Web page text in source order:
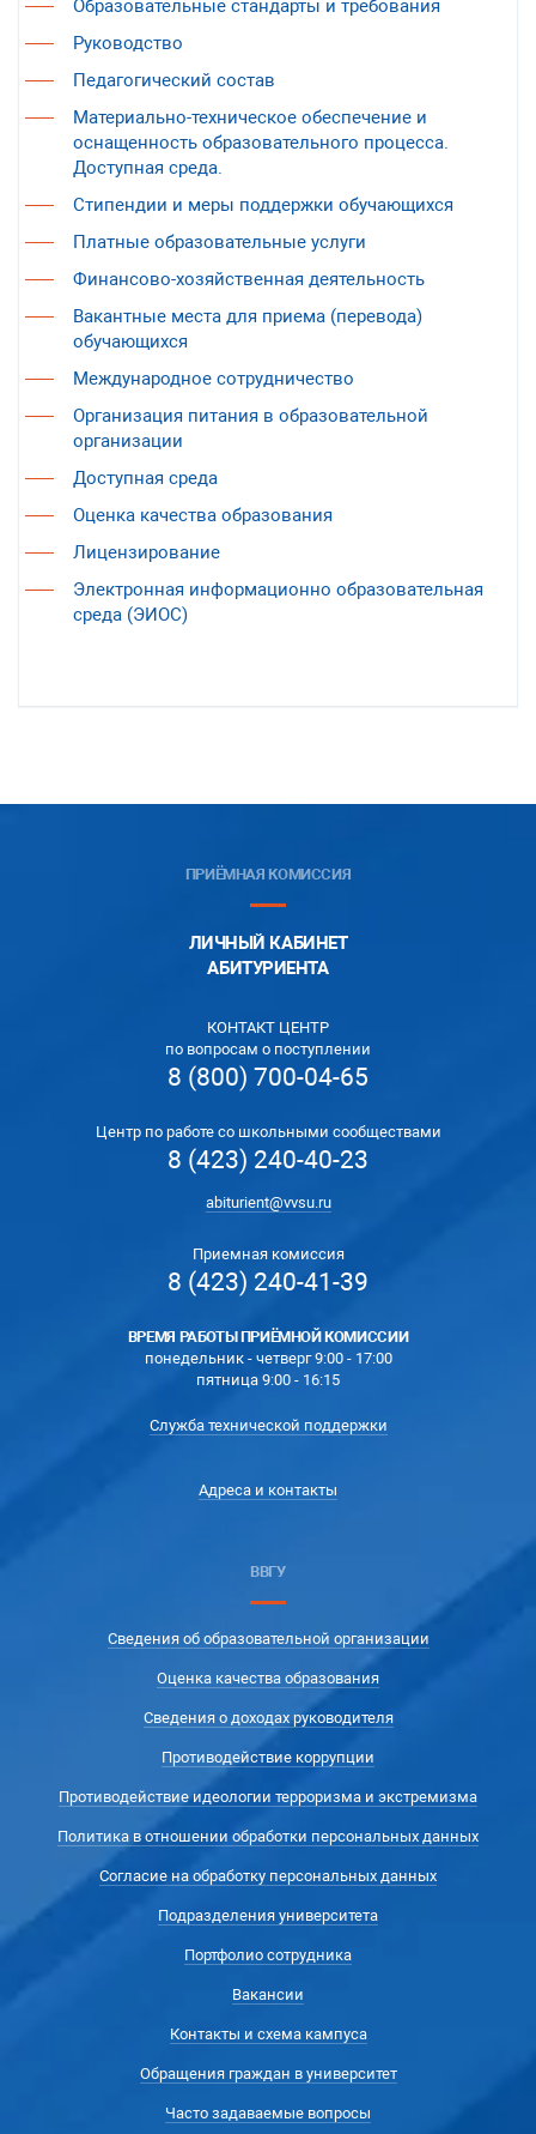
Образовательные стандарты и требования
Руководство
Педагогический состав
Материально-техническое обеспечение и
оснащенность образовательного процесса.
Доступная среда.
Стипендии и меры поддержки обучающихся
Платные образовательные услуги
Финансово-хозяйственная деятельность
Вакантные места для приема (перевода)
обучающихся
Международное сотрудничество
Организация питания в образовательной
организации
Доступная среда
Оценка качества образования
Лицензирование
Электронная информационно образовательная
среда (ЭИОС)
ПРИЁМНАЯ КОМИССИЯ
ЛИЧНЫЙ КАБИНЕТ
АБИТУРИЕНТА
КОНТАКТ ЦЕНТР
по вопросам о поступлении
8 (800) 700-04-65
Центр по работе со школьными сообществами
8 (423) 240-40-23
abiturient@vvsu.ru
Приемная комиссия
8 (423) 240-41-39
ВРЕМЯ РАБОТЫ ПРИЁМНОЙ КОМИССИИ
понедельник - четверг 9:00 - 17:00
пятница 9:00 - 16:15
Служба технической поддержки
Адреса и контакты
ВВГУ
Сведения об образовательной организации
Оценка качества образования
Сведения о доходах руководителя
Противодействие коррупции
Противодействие идеологии терроризма и экстремизма
Политика в отношении обработки персональных данных
Согласие на обработку персональных данных
Подразделения университета
Портфолио сотрудника
Вакансии
Контакты и схема кампуса
Обращения граждан в университет
Часто задаваемые вопросы